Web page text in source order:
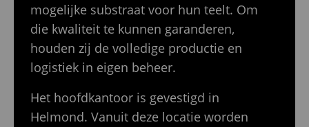
mogelijke substraat voor hun teelt. Om
die kwaliteit te kunnen garanderen,
houden zij de volledige productie en
logistiek in eigen beheer.
Het hoofdkantoor is gevestigd in
Helmond. Vanuit deze locatie worden